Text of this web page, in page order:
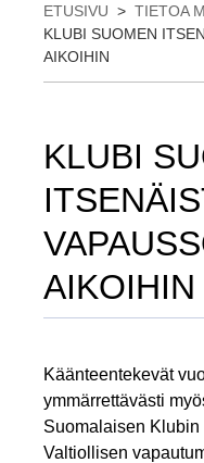
ETUSIVU > TIETOA
KLUBI SUOMEN
AIKOIHIN
KLUBI
AIKOIHIN
Käänteentekevät
ymmärrettävästi
Suomalaisen
Valtiollisen